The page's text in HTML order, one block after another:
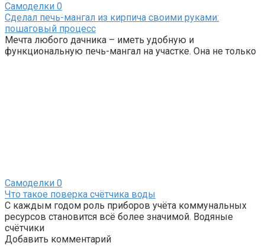
Самоделки 0
Сделал печь-мангал из кирпича своими руками:
пошаговый процесс
Мечта любого дачника – иметь удобную и
функциональную печь-мангал на участке. Она не только
Самоделки 0
Что такое поверка счётчика воды
С каждым годом роль приборов учёта коммунальных
ресурсов становится всё более значимой. Водяные
счётчики
Добавить комментарий